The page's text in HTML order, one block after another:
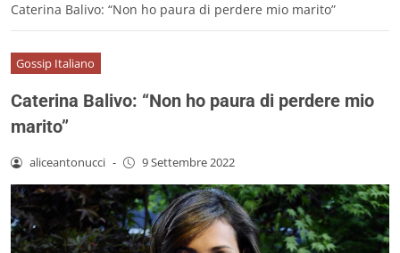
Caterina Balivo: “Non ho paura di perdere mio marito”
Gossip Italiano
Caterina Balivo: “Non ho paura di perdere mio
marito”
aliceantonucci - 9 Settembre 2022